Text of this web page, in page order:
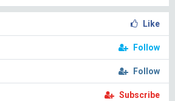
Like
Follow
Follow
Subscribe